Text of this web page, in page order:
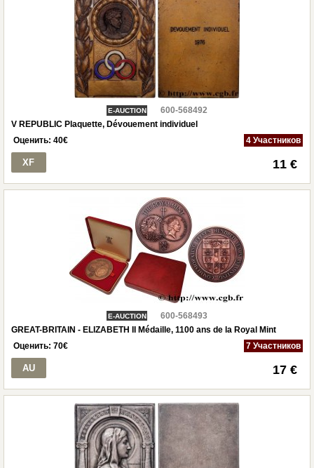
E-AUCTION
600-568492
V REPUBLIC Plaquette, Dévouement individuel
Оценить: 40€ 4 Участников
XF 11 €
E-AUCTION
600-568493
GREAT-BRITAIN - ELIZABETH II Médaille, 1100 ans de la Royal Mint
Оценить: 70€ 7 Участников
AU 17 €